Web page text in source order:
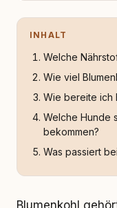
INHALT
Welche
Wie viel
Wie bereite ich
Welche Hunde
bekommen?
Was passiert
Blumenkohl